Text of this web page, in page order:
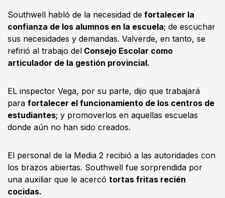
Southwell habló de la necesidad de fortalecer la
confianza de los alumnos en la escuela; de escuchar
sus necesidades y demandas. Valverde, en tanto, se
refirió al trabajo del Consejo Escolar como
articulador de la gestión provincial.
EL inspector Vega, por su parte, dijo que trabajará
para fortalecer el funcionamiento de los centros de
estudiantes; y promoverlos en aquellas escuelas
donde aún no han sido creados.
El personal de la Media 2 recibió a las autoridades con
los brazos abiertas. Southwell fue sorprendida por
una auxiliar que le acercó tortas fritas recién
cocidas.